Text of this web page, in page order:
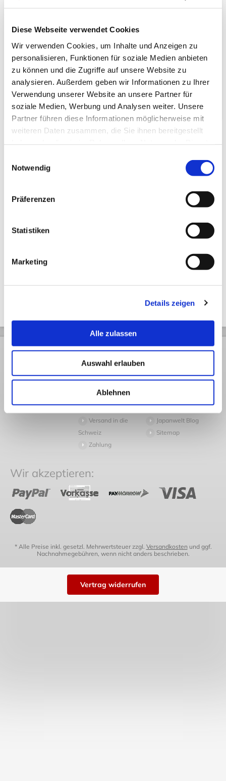
Diese Webseite verwendet Cookies
Wir verwenden Cookies, um Inhalte und Anzeigen zu
personalisieren, Funktionen für soziale Medien anbieten
zu können und die Zugriffe auf unsere Website zu
analysieren. Außerdem geben wir Informationen zu Ihrer
Verwendung unserer Website an unsere Partner für
soziale Medien, Werbung und Analysen weiter. Unsere
Partner führen diese Informationen möglicherweise mit
weiteren Daten zusammen, die Sie ihnen bereitgestellt
Notwendig
Präferenzen
Statistiken
Marketing
Details zeigen
Alle zulassen
Auswahl erlauben
Ablehnen
Länge:
15,5 cm
Breite:
8,5 cm
Höhe:
3,5 cm
Gewicht:
100 g
Verpackungs­volumen:
2,65 dm³
Zuletzt angesehen
Räucherstäbchen
Mainichikoh Natural – Hana
Rechtliches Kundendienst
Häufige Fragen
Versand in die
Schweiz
Zahlung
Informationen
Japanwelt Blog
Sitemap
Wir akzeptieren:
* Alle Preise inkl. gesetzl. Mehrwertsteuer zzgl. Versandkosten und ggf.
Nachnahmegebühren, wenn nicht anders beschrieben.
Vertrag widerrufen